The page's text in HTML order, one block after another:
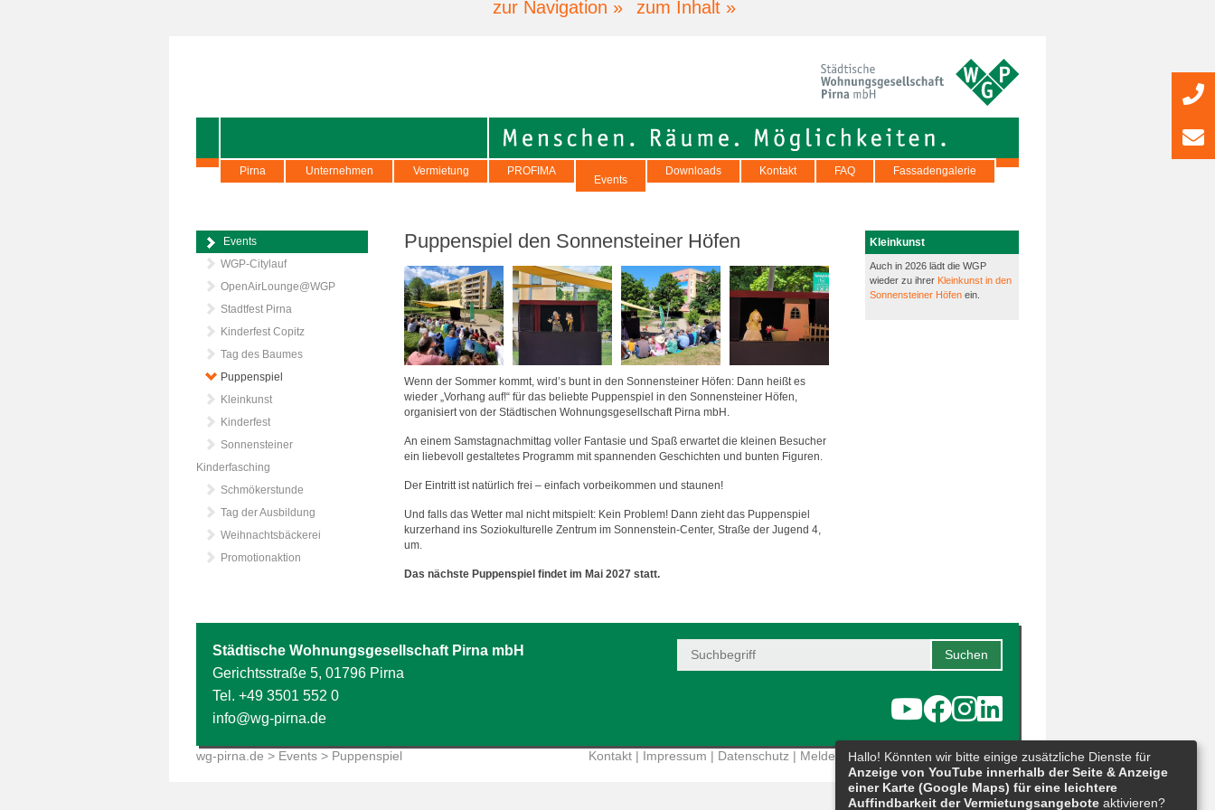
zur Navigation » zum Inhalt »
Pirna Unternehmen Vermietung PROFIMA
Events
Downloads Kontakt FAQ Fassadengalerie
Events
WGP-Citylauf
OpenAirLounge@WGP
Stadtfest Pirna
Kinderfest Copitz
Tag des Baumes
Puppenspiel
Kleinkunst
Kinderfest
Sonnensteiner
Kinderfasching
Schmökerstunde
Tag der Ausbildung
Weihnachtsbäckerei
Promotionaktion
Puppenspiel den Sonnensteiner Höfen
Wenn der Sommer kommt, wird’s bunt in den Sonnensteiner Höfen: Dann heißt es
wieder „Vorhang auf!“ für das beliebte Puppenspiel in den Sonnensteiner Höfen,
organisiert von der Städtischen Wohnungsgesellschaft Pirna mbH.
An einem Samstagnachmittag voller Fantasie und Spaß erwartet die kleinen Besucher
ein liebevoll gestaltetes Programm mit spannenden Geschichten und bunten Figuren.
Der Eintritt ist natürlich frei – einfach vorbeikommen und staunen!
Und falls das Wetter mal nicht mitspielt: Kein Problem! Dann zieht das Puppenspiel
kurzerhand ins Soziokulturelle Zentrum im Sonnenstein-Center, Straße der Jugend 4,
um.
Das nächste Puppenspiel findet im Mai 2027 statt.
Kleinkunst
Auch in 2026 lädt die WGP
wieder zu ihrer Kleinkunst in den
Sonnensteiner Höfen ein.
Städtische Wohnungsgesellschaft Pirna mbH
Gerichtsstraße 5, 01796 Pirna
Tel. +49 3501 552 0
info@wg-pirna.de
wg-pirna.de > Events > Puppenspiel Kontakt | Impressum | Datenschutz | Meldestelle|Barrierefreiheit|Sitemap
Hallo! Könnten wir bitte einige zusätzliche Dienste für
Anzeige von YouTube innerhalb der Seite & Anzeige
einer Karte (Google Maps) für eine leichtere
Auffindbarkeit der Vermietungsangebote aktivieren?